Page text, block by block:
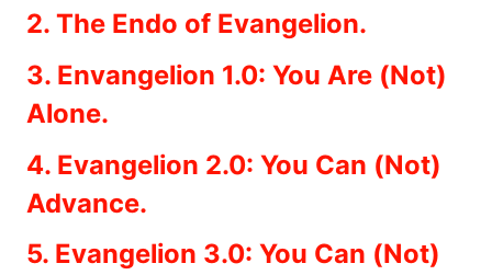
2. The Endo of Evangelion.
3. Envangelion 1.0: You Are (Not)
Alone.
4. Evangelion 2.0: You Can (Not)
Advance.
5. Evangelion 3.0: You Can (Not)